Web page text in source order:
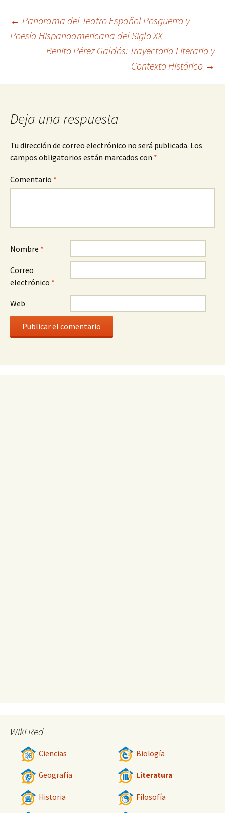
Navegación
entradas
← Panorama del Teatro Español Posguerra y
Poesía Hispanoamericana del Siglo XX
Benito Pérez Galdós: Trayectoria Literaria y
Contexto Histórico →
Deja una respuesta
Tu dirección de correo electrónico no será publicada. Los
campos obligatorios están marcados con *
Comentario *
Nombre *
Correo
electrónico *
Web
Wiki Red
Ciencias Biología
Geografía Literatura
Historia Filosofía